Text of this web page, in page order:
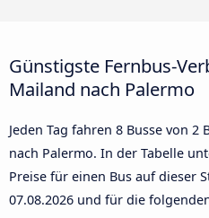
Günstigste Fernbus-
Mailand nach Palermo
Jeden Tag fahren 8 Busse von
nach Palermo. In der Tabelle
Preise für einen Bus auf dieser
07.08.2026 und für die